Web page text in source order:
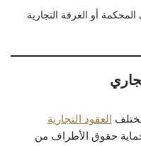
المحكمة أو الغرفة التجارية
العقود التجارية
حقوق الأطراف من